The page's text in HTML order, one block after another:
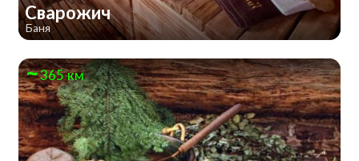
Сварожич
Баня
365 км